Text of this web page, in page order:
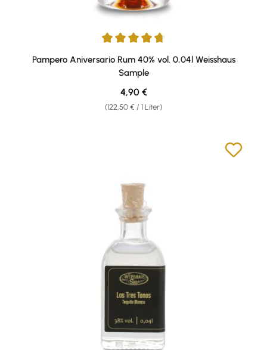
Durchschnittliche Bewertung von 4.67 von 5 Sternen
Pampero Aniversario Rum 40% vol. 0,04l Weisshaus
Sample
(122,50 € / 1 Liter)
Regulärer Preis:
4,90 €